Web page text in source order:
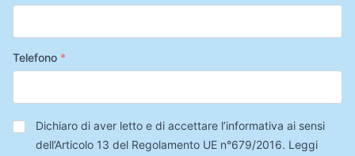
Telefono *
Privacy*
Dichiaro di aver letto e di accettare l’informativa ai sensi
dell’Articolo 13 del Regolamento UE n°679/2016. Leggi